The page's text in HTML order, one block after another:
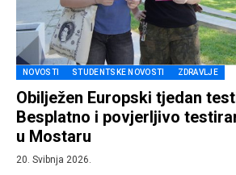
NOVOSTI STUDENTSKE NOVOSTI ZDRAVLJE
Obilježen Europski tjedan
Besplatno i povjerljivo
u Mostaru
20. Svibnja 2026.